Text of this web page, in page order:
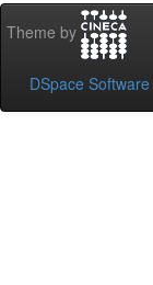
Theme by
DSpace Software